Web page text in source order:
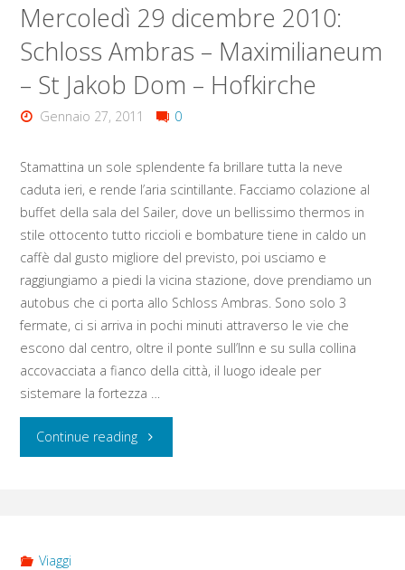
Funicolare
Nordketten
–
–
Salisburgo"
Mercoledì 29 dicembre 2010:
Schloss Ambras – Maximilianeum
– St Jakob Dom – Hofkirche
Gennaio 27, 2011 0
Stamattina un sole splendente fa brillare tutta la neve
caduta ieri, e rende l’aria scintillante. Facciamo colazione al
buffet della sala del Sailer, dove un bellissimo thermos in
stile ottocento tutto riccioli e bombature tiene in caldo un
caffè dal gusto migliore del previsto, poi usciamo e
raggiungiamo a piedi la vicina stazione, dove prendiamo un
autobus che ci porta allo Schloss Ambras. Sono solo 3
fermate, ci si arriva in pochi minuti attraverso le vie che
escono dal centro, oltre il ponte sull’Inn e su sulla collina
accovacciata a fianco della città, il luogo ideale per
sistemare la fortezza …
Continue reading"Mercoledì
Viaggi